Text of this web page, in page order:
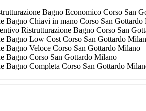
Bagno Economico Corso San
Bagno Chiavi in mano Corso San Gottardo
Ristrutturazione Bagno Corso San
Bagno Low Cost Corso San Gottardo
Bagno Veloce Corso San Gottardo Milano
Bagno Corso San Gottardo Milano
Bagno Completa Corso San Gottardo